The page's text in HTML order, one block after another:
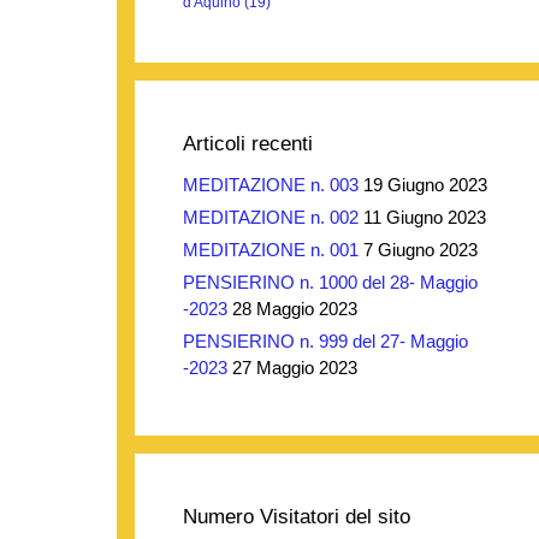
Articoli recenti
MEDITAZIONE n. 003 19 Giugno 2023
MEDITAZIONE n. 002 11 Giugno 2023
MEDITAZIONE n. 001 7 Giugno 2023
PENSIERINO n. 1000 del 28- Maggio
-2023 28 Maggio 2023
PENSIERINO n. 999 del 27- Maggio
-2023 27 Maggio 2023
Numero Visitatori del sito